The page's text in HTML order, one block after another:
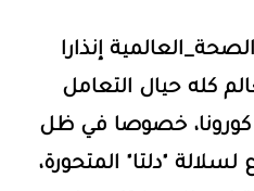
إنذارا
كله حيال التعامل
خصوصا في ظل
"دلتا" المتحورة،